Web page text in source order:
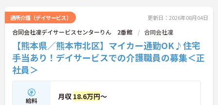
通所介護（デイサービス） 更新日：2026年08月04日
合同会社凜デイサービスセンターりん 2番館 合同会社凜
【熊本県／熊本市北区】マイカー通勤OK♪住宅
手当あり！デイサービスでの介護職員の募集＜正
社員＞
給料 月収 18.6万円～